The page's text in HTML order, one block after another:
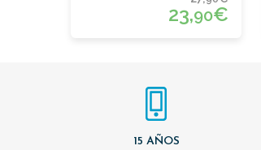
23,90€
15 AÑOS